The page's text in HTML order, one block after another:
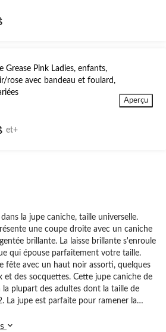
Grease Pink Ladies, enfants,
rose avec bandeau et foulard,
et+
Aperçu
la jupe caniche, taille universelle.
une coupe droite avec un caniche
brillante. La laisse brillante s'enroule
qui épouse parfaitement votre taille.
fête avec un haut noir assorti, quelques
et des socquettes. Cette jupe caniche de
plupart des adultes dont la taille de
La jupe est parfaite pour ramener la